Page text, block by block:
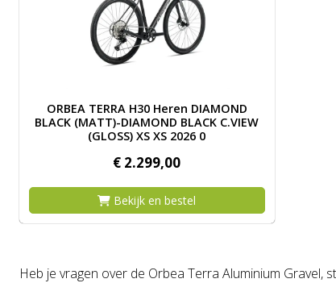
ORBEA TERRA H30 Heren DIAMOND
BLACK (MATT)-DIAMOND BLACK C.VIEW
(GLOSS) XS XS 2026 0
€ 2.299,00
Bekijk en bestel
Heb je vragen over de Orbea Terra Aluminium Gravel,